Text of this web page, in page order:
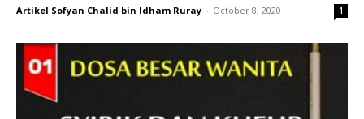
Artikel Sofyan Chalid bin Idham Ruray - October 8, 2020 1